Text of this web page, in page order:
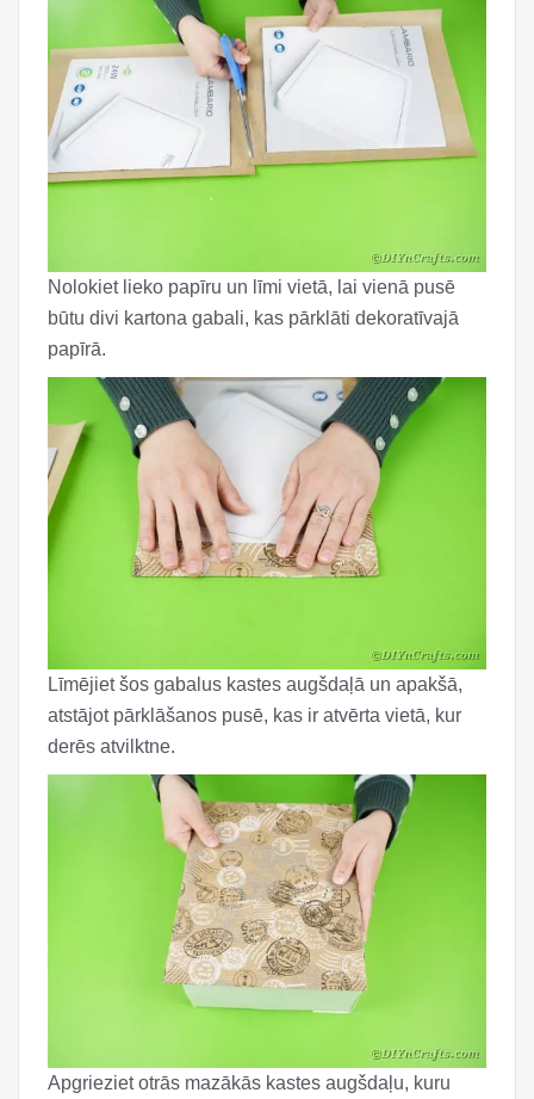
Nolokiet lieko papīru un līmi vietā, lai vienā pusē
būtu divi kartona gabali, kas pārklāti dekoratīvajā
papīrā.
Līmējiet šos gabalus kastes augšdaļā un apakšā,
atstājot pārklāšanos pusē, kas ir atvērta vietā, kur
derēs atvilktne.
Apgrieziet otrās mazākās kastes augšdaļu, kuru